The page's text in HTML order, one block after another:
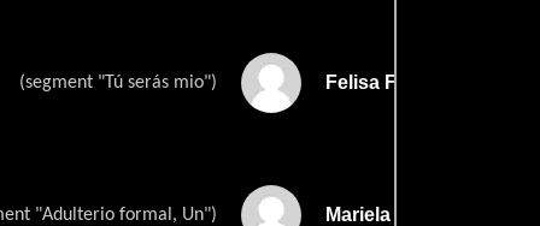
(segment "Tú serás mio") Felisa Falcón
"Adulterio formal, Un") Mariela Flores